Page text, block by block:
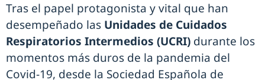
Tras el papel protagonista y vital que han
desempeñado las Unidades de Cuidados
Respiratorios Intermedios (UCRI) durante los
momentos más duros de la pandemia del
Covid-19, desde la Sociedad Española de